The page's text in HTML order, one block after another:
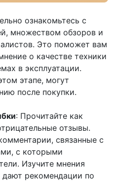
ознакомьтесь с
множеством обзоров и
Это поможет вам
о качестве техники
в эксплуатации.
этапе, могут
после покупки.
: Прочитайте как
отзывы.
связанные с
с которыми
Изучите мнения
дают рекомендации по